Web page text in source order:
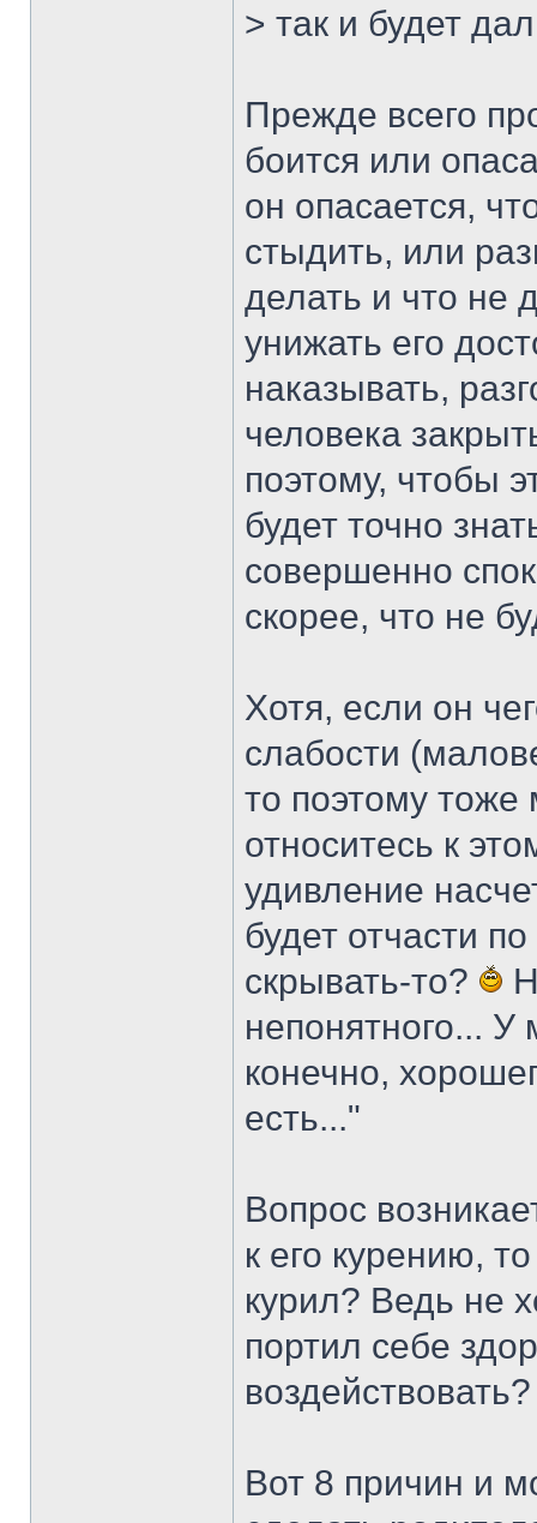
> так и будет
Прежде всего
боится или
он опасается,
стыдить, или
делать и что не
унижать его
наказывать,
человека
поэтому, чтобы
будет точно
совершенно
скорее, что не
Хотя, если он
слабости
то поэтому
относитесь к
удивление
будет отчасти
скрывать-то?
непонятного... У
конечно,
есть..."
Вопрос
к его курению,
курил? Ведь не
портил себе
Вот 8 причин и